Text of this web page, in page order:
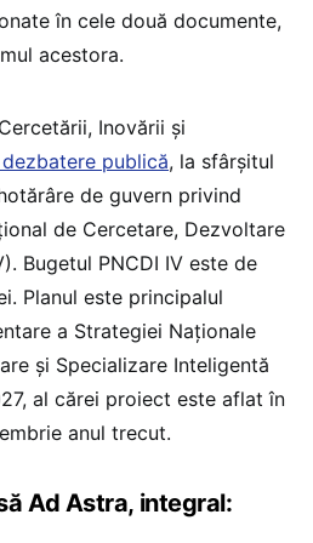
în cele două documente,
acestora.
Inovării și
publică, la sfârșitul
de guvern privind
de Cercetare, Dezvoltare
Bugetul PNCDI IV este de
Planul este principalul
a Strategiei Naționale
și Specializare Inteligentă
al cărei proiect este aflat în
anul trecut.
Ad Astra, integral: